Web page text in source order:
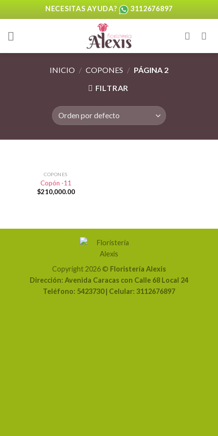
to
content
NECESITAS AYUDA? 3112676897
INICIO / COPONES / PÁGINA 2
FILTRAR
COPONES
Copón -11
$210,000.00
Copyright 2026 © Floristería Alexis
Dirección: Avenida Caracas con Calle 68 Local 24
Teléfono: 5423730 | Celular: 3112676897